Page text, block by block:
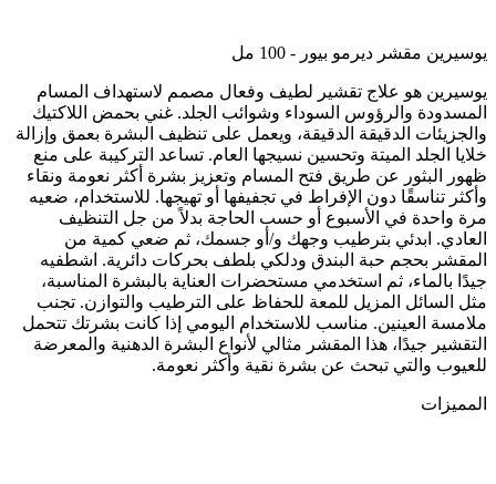
يوسيرين مقشر ديرمو بيور - 100 مل
يوسيرين هو علاج تقشير لطيف وفعال مصمم لاستهداف المسام
المسدودة والرؤوس السوداء وشوائب الجلد. غني بحمض اللاكتيك
والجزيئات الدقيقة الدقيقة، ويعمل على تنظيف البشرة بعمق وإزالة
خلايا الجلد الميتة وتحسين نسيجها العام. تساعد التركيبة على منع
ظهور البثور عن طريق فتح المسام وتعزيز بشرة أكثر نعومة ونقاء
وأكثر تناسقًا دون الإفراط في تجفيفها أو تهيجها. للاستخدام، ضعيه
مرة واحدة في الأسبوع أو حسب الحاجة بدلاً من جل التنظيف
العادي. ابدئي بترطيب وجهك و/أو جسمك، ثم ضعي كمية من
المقشر بحجم حبة البندق ودلكي بلطف بحركات دائرية. اشطفيه
جيدًا بالماء، ثم استخدمي مستحضرات العناية بالبشرة المناسبة،
مثل السائل المزيل للمعة للحفاظ على الترطيب والتوازن. تجنب
ملامسة العينين. مناسب للاستخدام اليومي إذا كانت بشرتك تتحمل
التقشير جيدًا، هذا المقشر مثالي لأنواع البشرة الدهنية والمعرضة
للعيوب والتي تبحث عن بشرة نقية وأكثر نعومة.
المميزات